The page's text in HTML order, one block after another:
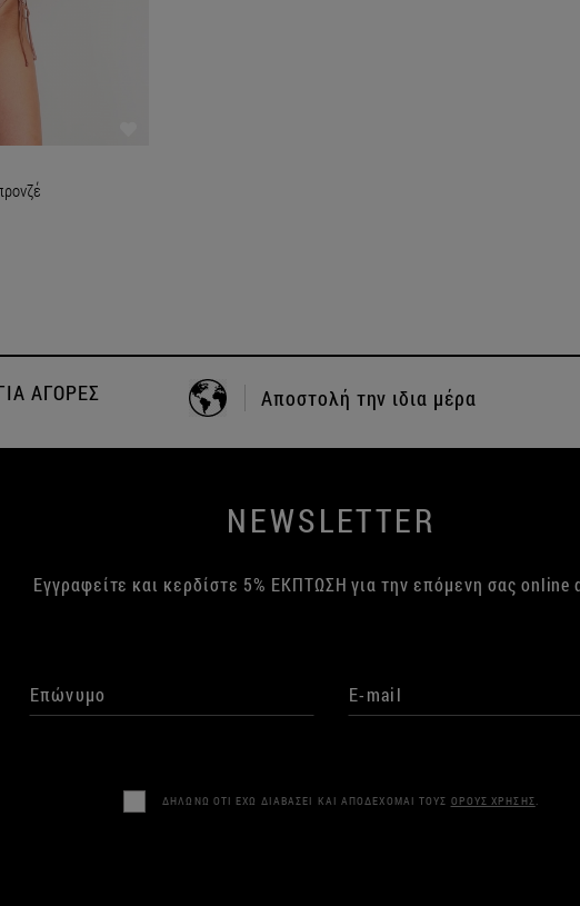
μέρα +30 24210 83702
ΤΗΛΕΦΩΝΙΚΕΣ ΠΑΡΑΓΓΕΛΙΕΣ
NEWSLETTER
Εγγραφείτε και κερδίστε 5% ΕΚΠΤΩΣΗ για την επόμενη σας online
ΔΗΛΩΝΩ ΟΤΙ ΕΧΩ ΔΙΑΒΑΣΕΙ ΚΑΙ ΑΠΟΔΕΧΟΜΑΙ ΤΟΥΣ ΟΡΟΥΣ ΧΡΗΣΗΣ.